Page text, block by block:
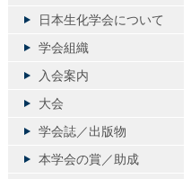
日本生化学会について
学会組織
入会案内
大会
学会誌／出版物
本学会の賞／助成